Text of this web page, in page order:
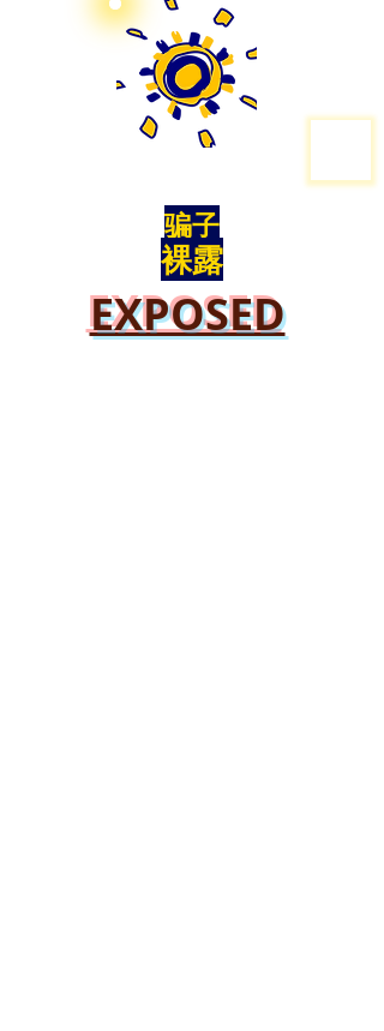
骗子
裸露
EXPOSED